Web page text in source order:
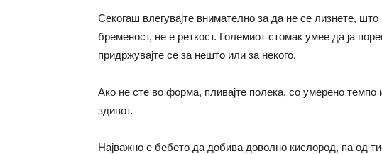
Секогаш влегувајте внимателно за да не се лизнете,
бременост, не е реткост. Големиот стомак умее да ја
придржувајте се за нешто или за некого.
Ако не сте во форма, пливајте полека, со умерено
здивот.
Најважно е бебето да добива доволно кислород, па од